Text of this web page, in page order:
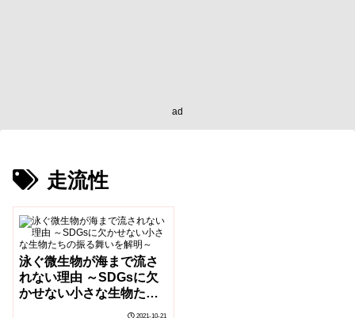
ad
走流性
泳ぐ微生物が海まで流さ
れない理由 ～SDGsに欠
かせない小さな生物たち
の振る舞いを解明～ 2021-10-21